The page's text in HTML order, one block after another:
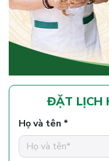
ĐẶT LỊCH
Họ và tên *